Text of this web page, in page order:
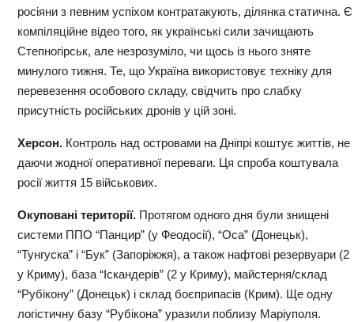
росіяни з певним успіхом контратакують, ділянка статична. Є
компіляційне відео того, як українські сили зачищають
Степногірськ, але незрозуміло, чи щось із нього зняте
минулого тижня. Те, що Україна використовує техніку для
перевезення особового складу, свідчить про слабку
присутність російських дронів у цій зоні.
Херсон.Контроль над островами на Дніпрі коштує життів, не
даючи жодної оперативної переваги. Ця спроба коштувала
росії життя 15 військових.
Окуповані території.Протягом одного дня були знищені
системи ППО “Панцир” (у Феодосії), “Оса” (Донецьк),
“Тунгуска” і “Бук” (Запоріжжя), а також нафтові резервуари (2
у Криму), база “Іскандерів” (2 у Криму), майстерня/склад
“Рубікону” (Донецьк) і склад боєприпасів (Крим). Ще одну
логістичну базу “Рубікона” уразили поблизу Маріуполя.